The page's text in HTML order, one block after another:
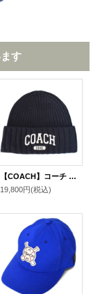
す
【COACH】コーチ ニット帽 ビーニー ウール ニット エンブロイダード ロゴ キャップ 帽子 ブラック（日本未発売）
19,800円(税込)